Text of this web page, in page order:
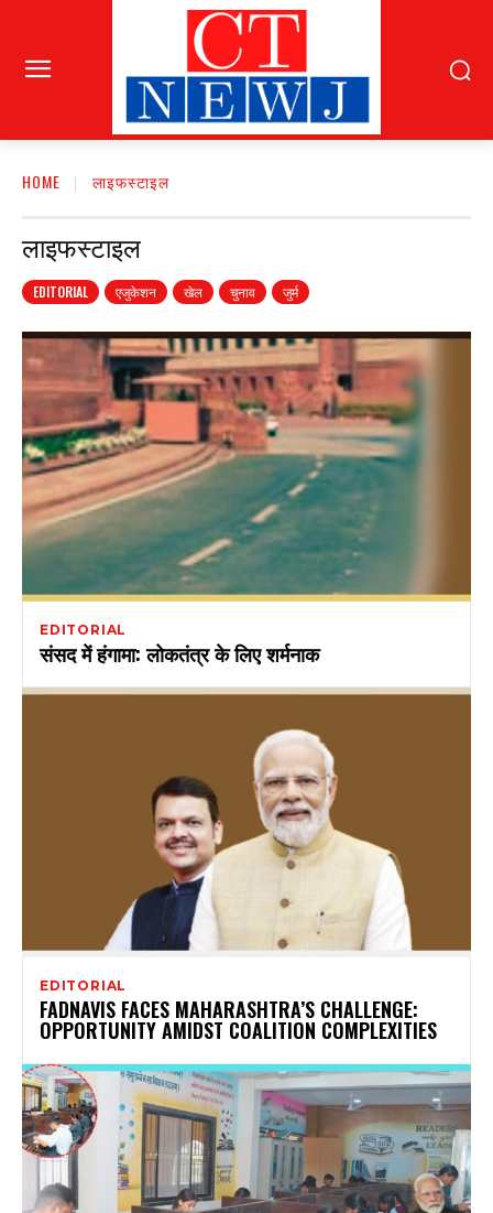
HOME लाइफस्टाइल
लाइफस्टाइल
EDITORIAL एजुकेशन खेल चुनाव जुर्म
EDITORIAL
संसद में हंगामा: लोकतंत्र के लिए शर्मनाक
EDITORIAL
FADNAVIS FACES MAHARASHTRA’S CHALLENGE:
OPPORTUNITY AMIDST COALITION COMPLEXITIES